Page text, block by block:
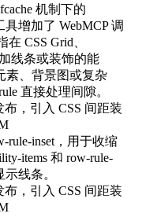
机制下的
增加了 WebMCP 调
CSS Grid、
线条或装饰的能
素、背景图或复杂
直接处理间隙。
rule-inset，用于收缩
items 和 row-rule-
线条。